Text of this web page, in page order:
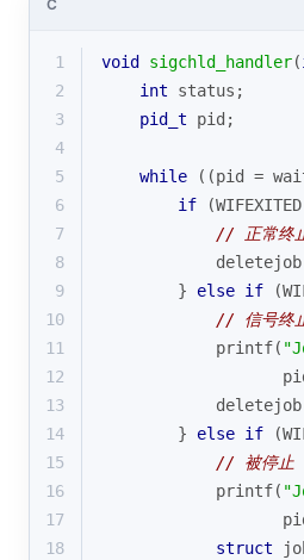
C
1 void sigchld_handler(
2
int status;
3
pid_t pid;
4
5
while ((pid =
6
if
7
// 正常终
8
9
        }
else if
10
// 信号终
11
printf(
12
13
14
        }
else if
15
// 被停止
16
printf(
17
18
struct